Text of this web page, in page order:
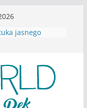
“Bezwzględni. O
upadku ideałów
jasnego
“Dziewczyny
seksbiznesu”
– Zanim